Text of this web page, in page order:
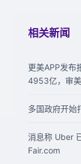
相关新闻
更美APP发布
4953亿，审
多国政府开始
消息称 Uber
Fair.com